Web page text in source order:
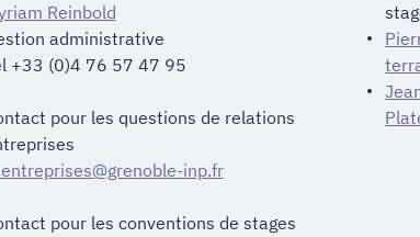
Reinbold
administrative
+33 (0)4 76 57 47 95
pour les questions de relations
inp.fr
pour les conventions de stages